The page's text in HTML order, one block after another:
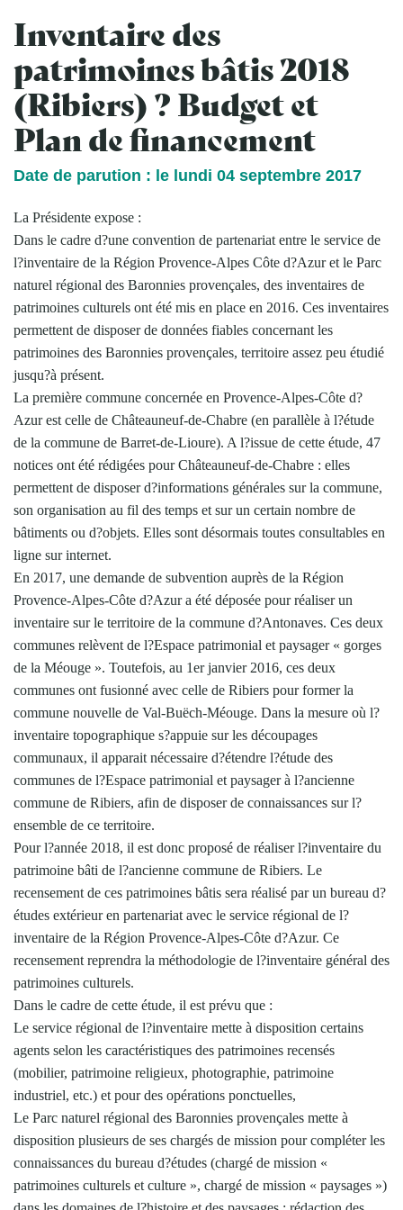
Inventaire des
patrimoines bâtis 2018
(Ribiers) ? Budget et
Plan de financement
Date de parution : le lundi 04 septembre 2017
La Présidente expose :
Dans le cadre d?une convention de partenariat entre le service de
l?inventaire de la Région Provence-Alpes Côte d?Azur et le Parc
naturel régional des Baronnies provençales, des inventaires de
patrimoines culturels ont été mis en place en 2016. Ces inventaires
permettent de disposer de données fiables concernant les
patrimoines des Baronnies provençales, territoire assez peu étudié
jusqu?à présent.
La première commune concernée en Provence-Alpes-Côte d?
Azur est celle de Châteauneuf-de-Chabre (en parallèle à l?étude
de la commune de Barret-de-Lioure). A l?issue de cette étude, 47
notices ont été rédigées pour Châteauneuf-de-Chabre : elles
permettent de disposer d?informations générales sur la commune,
son organisation au fil des temps et sur un certain nombre de
bâtiments ou d?objets. Elles sont désormais toutes consultables en
ligne sur internet.
En 2017, une demande de subvention auprès de la Région
Provence-Alpes-Côte d?Azur a été déposée pour réaliser un
inventaire sur le territoire de la commune d?Antonaves. Ces deux
communes relèvent de l?Espace patrimonial et paysager « gorges
de la Méouge ». Toutefois, au 1er janvier 2016, ces deux
communes ont fusionné avec celle de Ribiers pour former la
commune nouvelle de Val-Buëch-Méouge. Dans la mesure où l?
inventaire topographique s?appuie sur les découpages
communaux, il apparait nécessaire d?étendre l?étude des
communes de l?Espace patrimonial et paysager à l?ancienne
commune de Ribiers, afin de disposer de connaissances sur l?
ensemble de ce territoire.
Pour l?année 2018, il est donc proposé de réaliser l?inventaire du
patrimoine bâti de l?ancienne commune de Ribiers. Le
recensement de ces patrimoines bâtis sera réalisé par un bureau d?
études extérieur en partenariat avec le service régional de l?
inventaire de la Région Provence-Alpes-Côte d?Azur. Ce
recensement reprendra la méthodologie de l?inventaire général des
patrimoines culturels.
Dans le cadre de cette étude, il est prévu que :
Le service régional de l?inventaire mette à disposition certains
agents selon les caractéristiques des patrimoines recensés
(mobilier, patrimoine religieux, photographie, patrimoine
industriel, etc.) et pour des opérations ponctuelles,
Le Parc naturel régional des Baronnies provençales mette à
disposition plusieurs de ses chargés de mission pour compléter les
connaissances du bureau d?études (chargé de mission «
patrimoines culturels et culture », chargé de mission « paysages »)